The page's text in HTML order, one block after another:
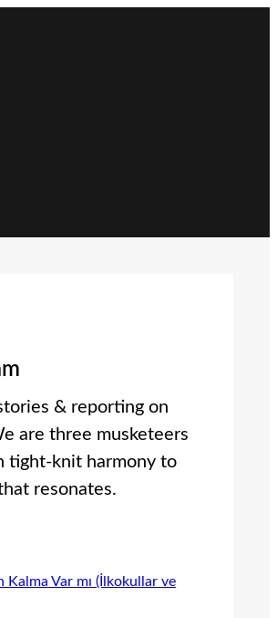
& reporting on
are three musketeers
tight-knit harmony to
resonates.
Kalma Var mı (İlkokullar ve